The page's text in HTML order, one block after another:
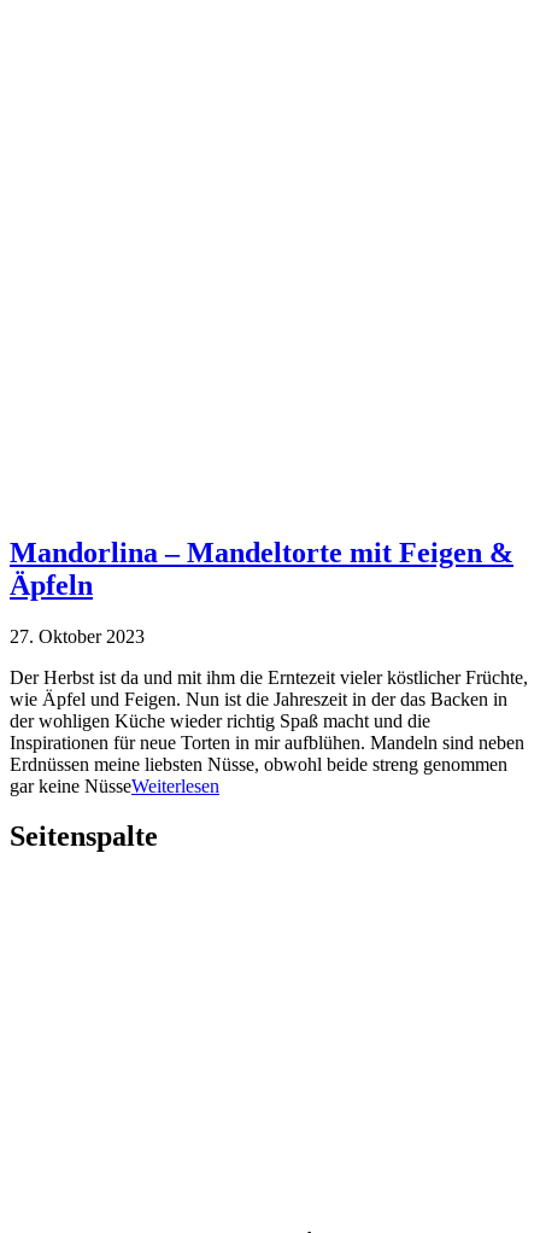
Mandorlina – Mandeltorte mit Feigen &
Äpfeln
27. Oktober 2023
Der Herbst ist da und mit ihm die Erntezeit vieler köstlicher Früchte,
wie Äpfel und Feigen. Nun ist die Jahreszeit in der das Backen in
der wohligen Küche wieder richtig Spaß macht und die
Inspirationen für neue Torten in mir aufblühen. Mandeln sind neben
Erdnüssen meine liebsten Nüsse, obwohl beide streng genommen
gar keine NüsseWeiterlesen
Seitenspalte